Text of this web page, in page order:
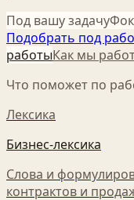
Под вашу задачу
Подобрать под
работыКак мы
Что поможет по
Лексика
Бизнес-лексика
Слова и
контрактов и